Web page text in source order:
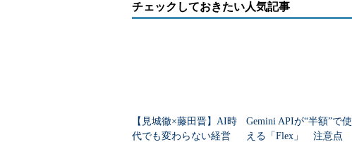
チェックしておきたい人気記事
【見城徹×藤田晋】AI時
代でも変わらない経営
Gemini APIが“半額”で使
える「Flex」 注意点